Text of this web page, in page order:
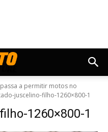
a permitir motos no
juscelino-filho-1260×800-1
1260×800-1